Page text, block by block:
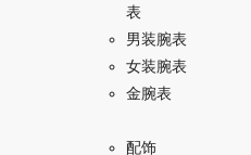
表
男装腕表
女装腕表
金腕表
配饰